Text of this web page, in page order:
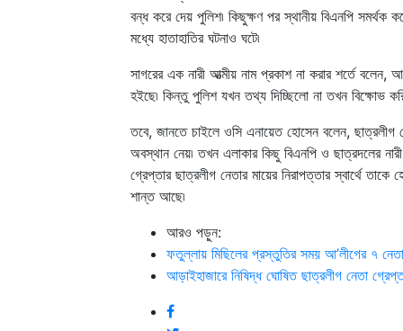
বন্ধ করে দেয় পুলিশ৷ কিছুক্ষণ পর স্থানীয় বিএনপি সমর্থক
মধ্যে হাতাহাতির ঘটনাও ঘটে৷
সাগরের এক নারী আত্মীয় নাম প্রকাশ না করার শর্তে বলেন,
হইছে৷ কিন্তু পুলিশ যখন তথ্য দিচ্ছিলো না তখন বিক্ষোভ
তবে, জানতে চাইলে ওসি এনায়েত হোসেন বলেন, ছাত্রলীগ
অবস্থান নেয়৷ তখন এলাকার কিছু বিএনপি ও ছাত্রদলের নারী
গ্রেপ্তার ছাত্রলীগ নেতার মায়ের নিরাপত্তার স্বার্থে
শান্ত আছে৷
আরও পড়ুন:
ফতুল্লায় মিছিলের প্রস্তুতির সময় আ’লীগের ৭
আড়াইহাজারে নিষিদ্ধ ঘোষিত ছাত্রলীগ নেতা